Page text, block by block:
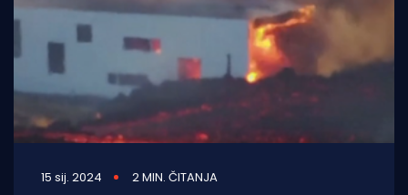
15 sij. 2024 2 MIN. ČITANJA